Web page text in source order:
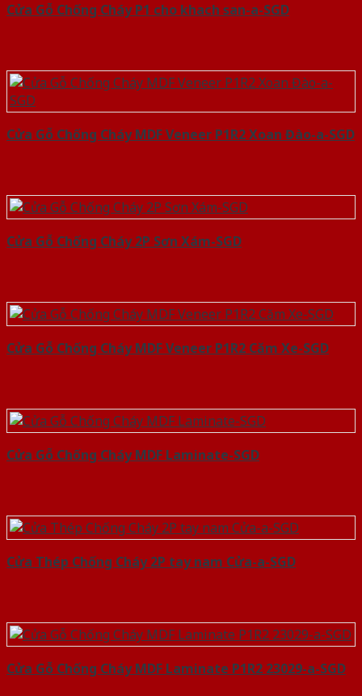
Cửa Gỗ Chống Cháy P1 cho khach san-a-SGD
Cửa Gỗ Chống Cháy MDF Veneer P1R2 Xoan Đào-a-SGD
Cửa Gỗ Chống Cháy 2P Sơn Xám-SGD
Cửa Gỗ Chống Cháy MDF Veneer P1R2 Căm Xe-SGD
Cửa Gỗ Chống Cháy MDF Laminate-SGD
Cửa Thép Chống Cháy 2P tay nam Cửa-a-SGD
Cửa Gỗ Chống Cháy MDF Laminate P1R2 23029-a-SGD